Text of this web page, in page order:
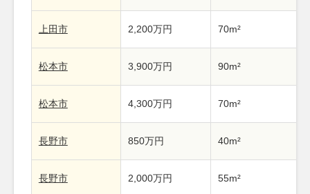
上田市 2,200万円 70m²
松本市 3,900万円 90m²
松本市 4,300万円 70m²
長野市 850万円 40m²
長野市 2,000万円 55m²